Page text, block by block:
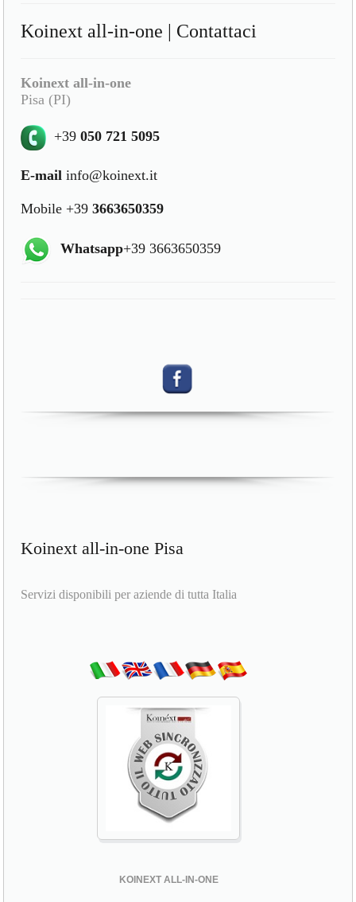
Koinext all-in-one | Contattaci
Koinext all-in-one
Pisa (PI)
+39050 721 5095
E-mail info@koinext.it
Mobile +393663650359
Whatsapp+39 3663650359
Koinext all-in-one Pisa
Servizi disponibili per aziende di tutta Italia
KOINEXT ALL-IN-ONE